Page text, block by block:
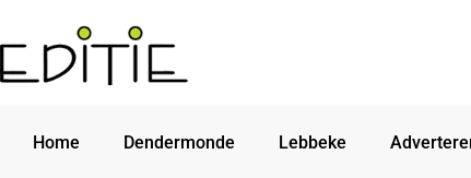
Home Dendermonde Lebbeke